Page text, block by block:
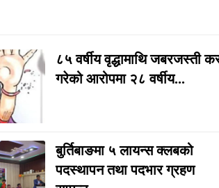
८५ वर्षीय वृद्धामाथि जबरजस्ती
गरेको आरोपमा २८ वर्षीय...
बुर्तिबाङमा ५ लायन्स क्लबको
पदस्थापन तथा पदभार ग्रहण